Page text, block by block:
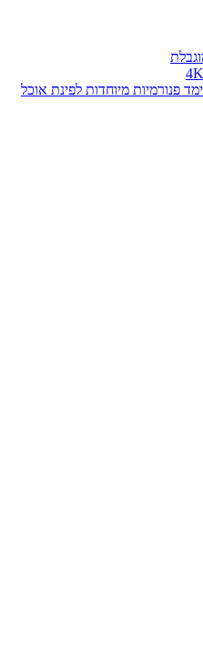
פנורמיות מיוחדות לפינת אוכל